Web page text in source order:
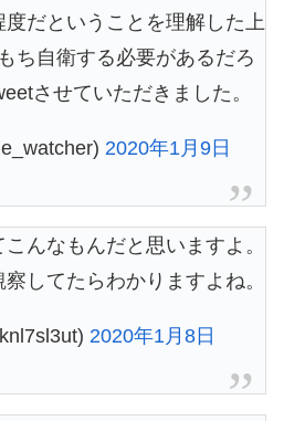
だということを理解した上
ち自衛する必要があるだろ
させていただきました。
2020年1月9日
んなもんだと思いますよ。
してたらわかりますよね。
2020年1月8日